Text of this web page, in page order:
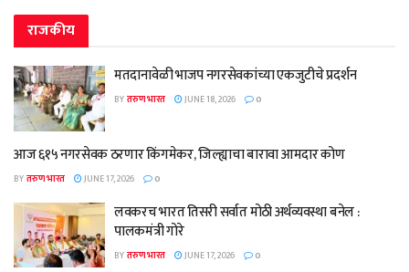
राजकीय
मतदानावेळी भाजप नगरसेवकांच्या एकजुटीचे प्रदर्शन
BYतरुण भारत JUNE 18, 2026 0
आज ६१५ नगरसेवक ठरणार किंगमेकर, जिल्ह्याचा बारावा आमदार कोण
BYतरुण भारत JUNE 17, 2026 0
लवकरच भारत तिसरी सर्वात मोठी अर्थव्यवस्था बनेल :
पालकमंत्री गोरे
BYतरुण भारत JUNE 17, 2026 0